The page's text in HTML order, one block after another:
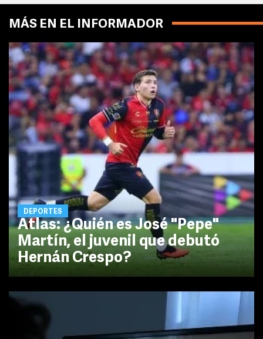
MÁS EN EL INFORMADOR
DEPORTES
Atlas: ¿Quién es José "Pepe"
Martín, el juvenil que debutó
Hernán Crespo?